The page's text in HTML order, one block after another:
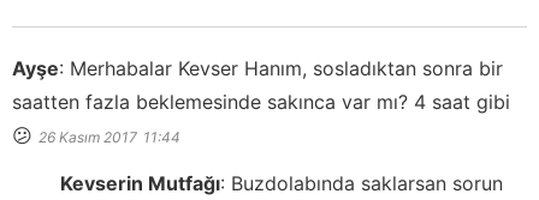
Ayşe: Merhabalar Kevser Hanım, sosladıktan sonra bir
saatten fazla beklemesinde sakınca var mı? 4 saat gibi
😕 26 Kasım 2017 11:44
Kevserin Mutfağı: Buzdolabında saklarsan sorun